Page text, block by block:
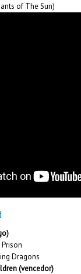
of The Sun)
Dragons
(vencedor)